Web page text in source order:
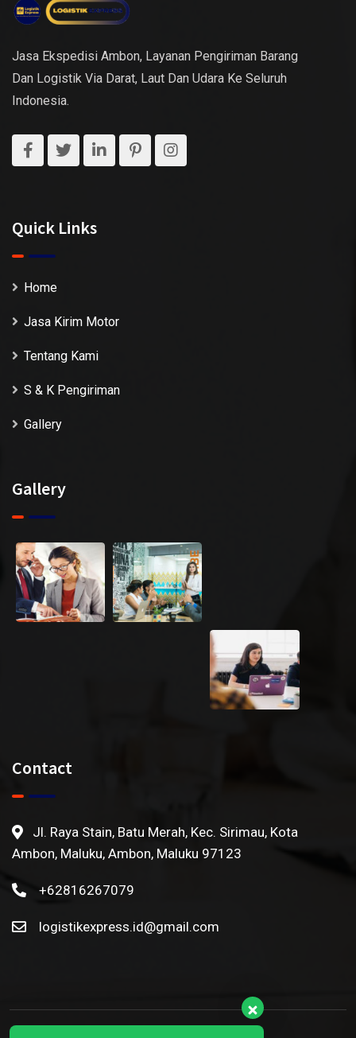
Jasa Ekspedisi Ambon, Layanan Pengiriman Barang
Dan Logistik Via Darat, Laut Dan Udara Ke Seluruh
Indonesia.
Quick Links
Home
Jasa Kirim Motor
Tentang Kami
S & K Pengiriman
Gallery
Gallery
Contact
Jl. Raya Stain, Batu Merah, Kec. Sirimau, Kota
Ambon, Maluku, Ambon, Maluku 97123
+62816267079
logistikexpress.id@gmail.com